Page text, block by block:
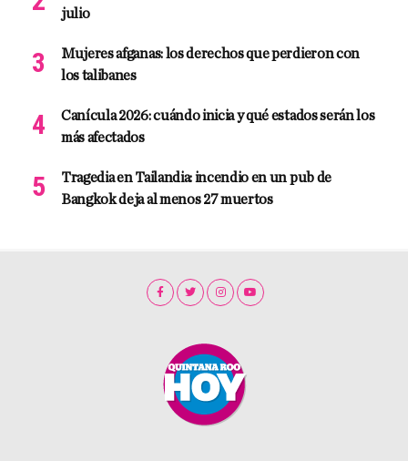
julio
Mujeres afganas: los derechos que perdieron con
los talibanes
Canícula 2026: cuándo inicia y qué estados serán los
más afectados
Tragedia en Tailandia: incendio en un pub de
Bangkok deja al menos 27 muertos